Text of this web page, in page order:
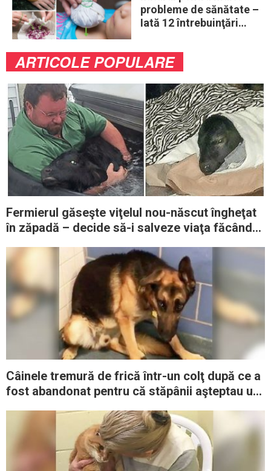
probleme de sănătate –
Iată 12 întrebuinţări
ARTICOLE POPULARE
Fermierul găseşte viţelul nou-născut îngheţat
în zăpadă – decide să-i salveze viaţa făcându-
Câinele tremură de frică într-un colţ după ce a
fost abandonat pentru că stăpânii aşteptau un